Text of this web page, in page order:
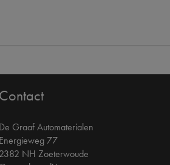
Contact
De Graaf Automaterialen
Energieweg 77
2382 NH Zoeterwoude